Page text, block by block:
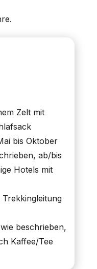
Zelt mit
bis Oktober
ab/bis
Hotels mit
beschrieben,
Kaffee/Tee